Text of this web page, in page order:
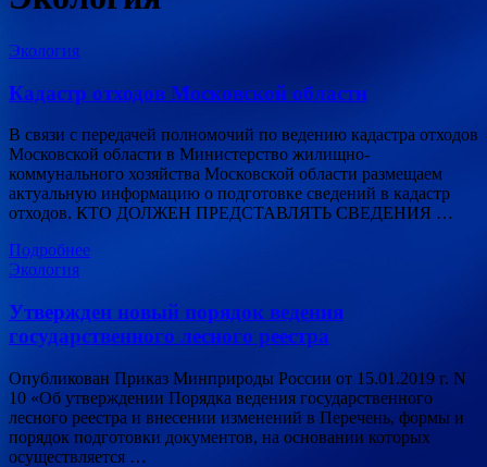
Экология
Кадастр отходов Московской области
В связи с передачей полномочий по ведению кадастра отходов
Московской области в Министерство жилищно-
коммунального хозяйства Московской области размещаем
актуальную информацию о подготовке сведений в кадастр
отходов. КТО ДОЛЖЕН ПРЕДСТАВЛЯТЬ СВЕДЕНИЯ …
Подробнее
Экология
Утвержден новый порядок ведения
государственного лесного реестра
Опубликован Приказ Минприроды России от 15.01.2019 г. N
10 «Об утверждении Порядка ведения государственного
лесного реестра и внесении изменений в Перечень, формы и
порядок подготовки документов, на основании которых
осуществляется …